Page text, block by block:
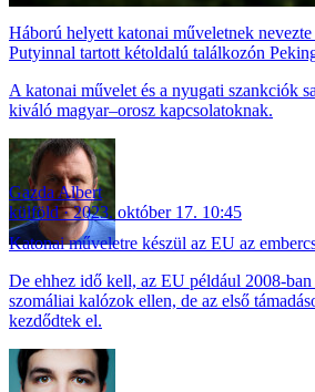
Háború helyett katonai műveletnek
Putyinnal tartott kétoldalú találkozón
A katonai művelet és a nyugati szankciók
kiváló magyar–orosz kapcsolatoknak.
Gazda Albert
külföld
2023. október 17. 10:45
Katonai műveletre készül az EU az
De ehhez idő kell, az EU például 2008-
szomáliai kalózok ellen, de az első
kezdődtek el.